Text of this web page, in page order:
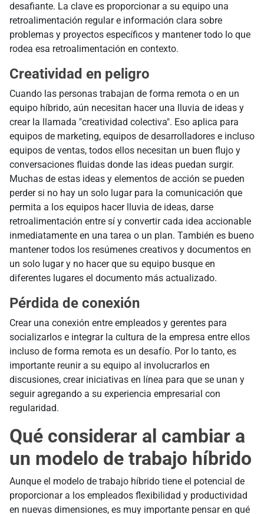
desafiante. La clave es proporcionar a su equipo una
retroalimentación regular e información clara sobre
problemas y proyectos específicos y mantener todo lo que
rodea esa retroalimentación en contexto.
Creatividad en peligro
Cuando las personas trabajan de forma remota o en un
equipo híbrido, aún necesitan hacer una lluvia de ideas y
crear la llamada "creatividad colectiva". Eso aplica para
equipos de marketing, equipos de desarrolladores e incluso
equipos de ventas, todos ellos necesitan un buen flujo y
conversaciones fluidas donde las ideas puedan surgir.
Muchas de estas ideas y elementos de acción se pueden
perder si no hay un solo lugar para la comunicación que
permita a los equipos hacer lluvia de ideas, darse
retroalimentación entre sí y convertir cada idea accionable
inmediatamente en una tarea o un plan. También es bueno
mantener todos los resúmenes creativos y documentos en
un solo lugar y no hacer que su equipo busque en
diferentes lugares el documento más actualizado.
Pérdida de conexión
Crear una conexión entre empleados y gerentes para
socializarlos e integrar la cultura de la empresa entre ellos
incluso de forma remota es un desafío. Por lo tanto, es
importante reunir a su equipo al involucrarlos en
discusiones, crear iniciativas en línea para que se unan y
seguir agregando a su experiencia empresarial con
regularidad.
Qué considerar al cambiar a
un modelo de trabajo híbrido
Aunque el modelo de trabajo híbrido tiene el potencial de
proporcionar a los empleados flexibilidad y productividad
en nuevas dimensiones, es muy importante pensar en qué